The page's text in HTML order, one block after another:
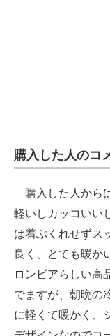
購入した人のコ
購入した人から
軽いしカッコいい
は着ぶくれせずス
良く、とても暖か
ロンビアらしい高
でますが、朝晩の
に軽くて暖かく、